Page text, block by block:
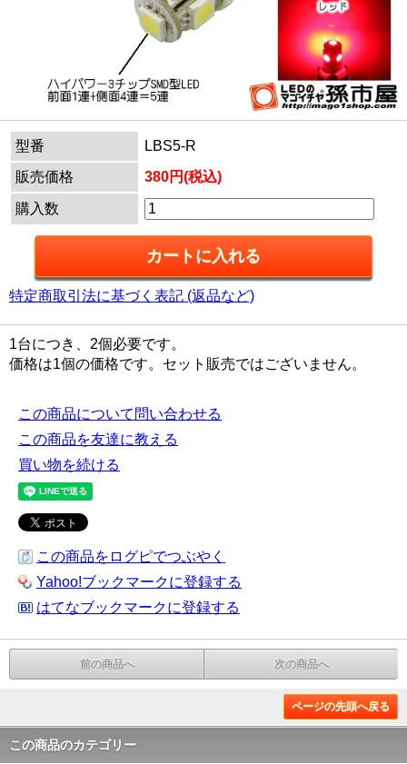
型番
LBS5-R
販売価格
380円(税込)
購入数
特定商取引法に基づく表記 (返品など)
1台につき、2個必要です。
価格は1個の価格です。セット販売ではございません。
この商品について問い合わせる
この商品を友達に教える
買い物を続ける
この商品をログピでつぶやく
Yahoo!ブックマークに登録する
はてなブックマークに登録する
前の商品へ 次の商品へ
ページの先頭へ戻る
この商品のカテゴリー